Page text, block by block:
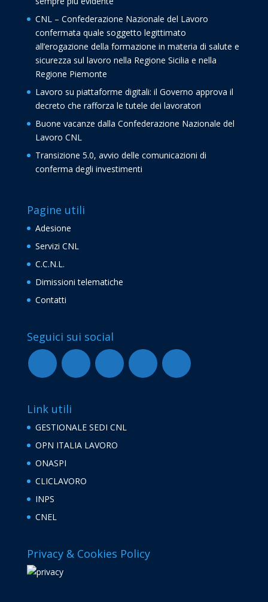
CNL – Confederazione Nazionale del Lavoro
confermata quale soggetto legittimato
all’erogazione della formazione in materia di salute e
sicurezza sul lavoro nella Regione Sicilia e nella
Regione Piemonte
Lavoro su piattaforme digitali: il Governo approva il
decreto che rafforza le tutele dei lavoratori
Buone vacanze dalla Confederazione Nazionale del
Lavoro CNL
Transizione 5.0, avvio delle comunicazioni di
conferma degli investimenti
Pagine utili
Adesione
Servizi CNL
C.C.N.L.
Dimissioni telematiche
Contatti
Seguici sui social
Link utili
GESTIONALE SEDI CNL
OPN ITALIA LAVORO
ONASPI
CLICLAVORO
INPS
CNEL
Privacy & Cookies Policy